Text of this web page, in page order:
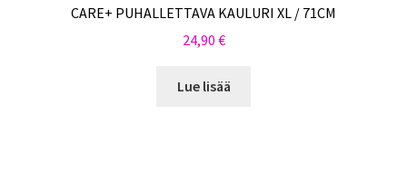
CARE+ PUHALLETTAVA KAULURI XL / 71CM
24,90 €
Lue lisää